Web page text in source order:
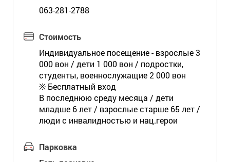
063-281-2788
Стоимость
Индивидуальное посещение - взрослые 3
000 вон / дети 1 000 вон / подростки,
студенты, военнослужащие 2 000 вон
※ Бесплатный вход
В последнюю среду месяца / дети
младше 6 лет / взрослые старше 65 лет /
люди с инвалидностью и нац.герои
Парковка